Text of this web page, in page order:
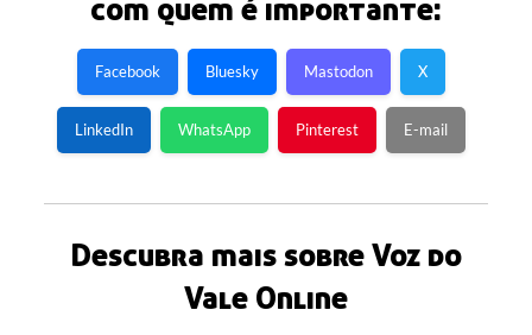
com quem é importante:
Facebook Bluesky Mastodon X
LinkedIn WhatsApp Pinterest E-mail
Descubra mais sobre Voz do
Vale Online